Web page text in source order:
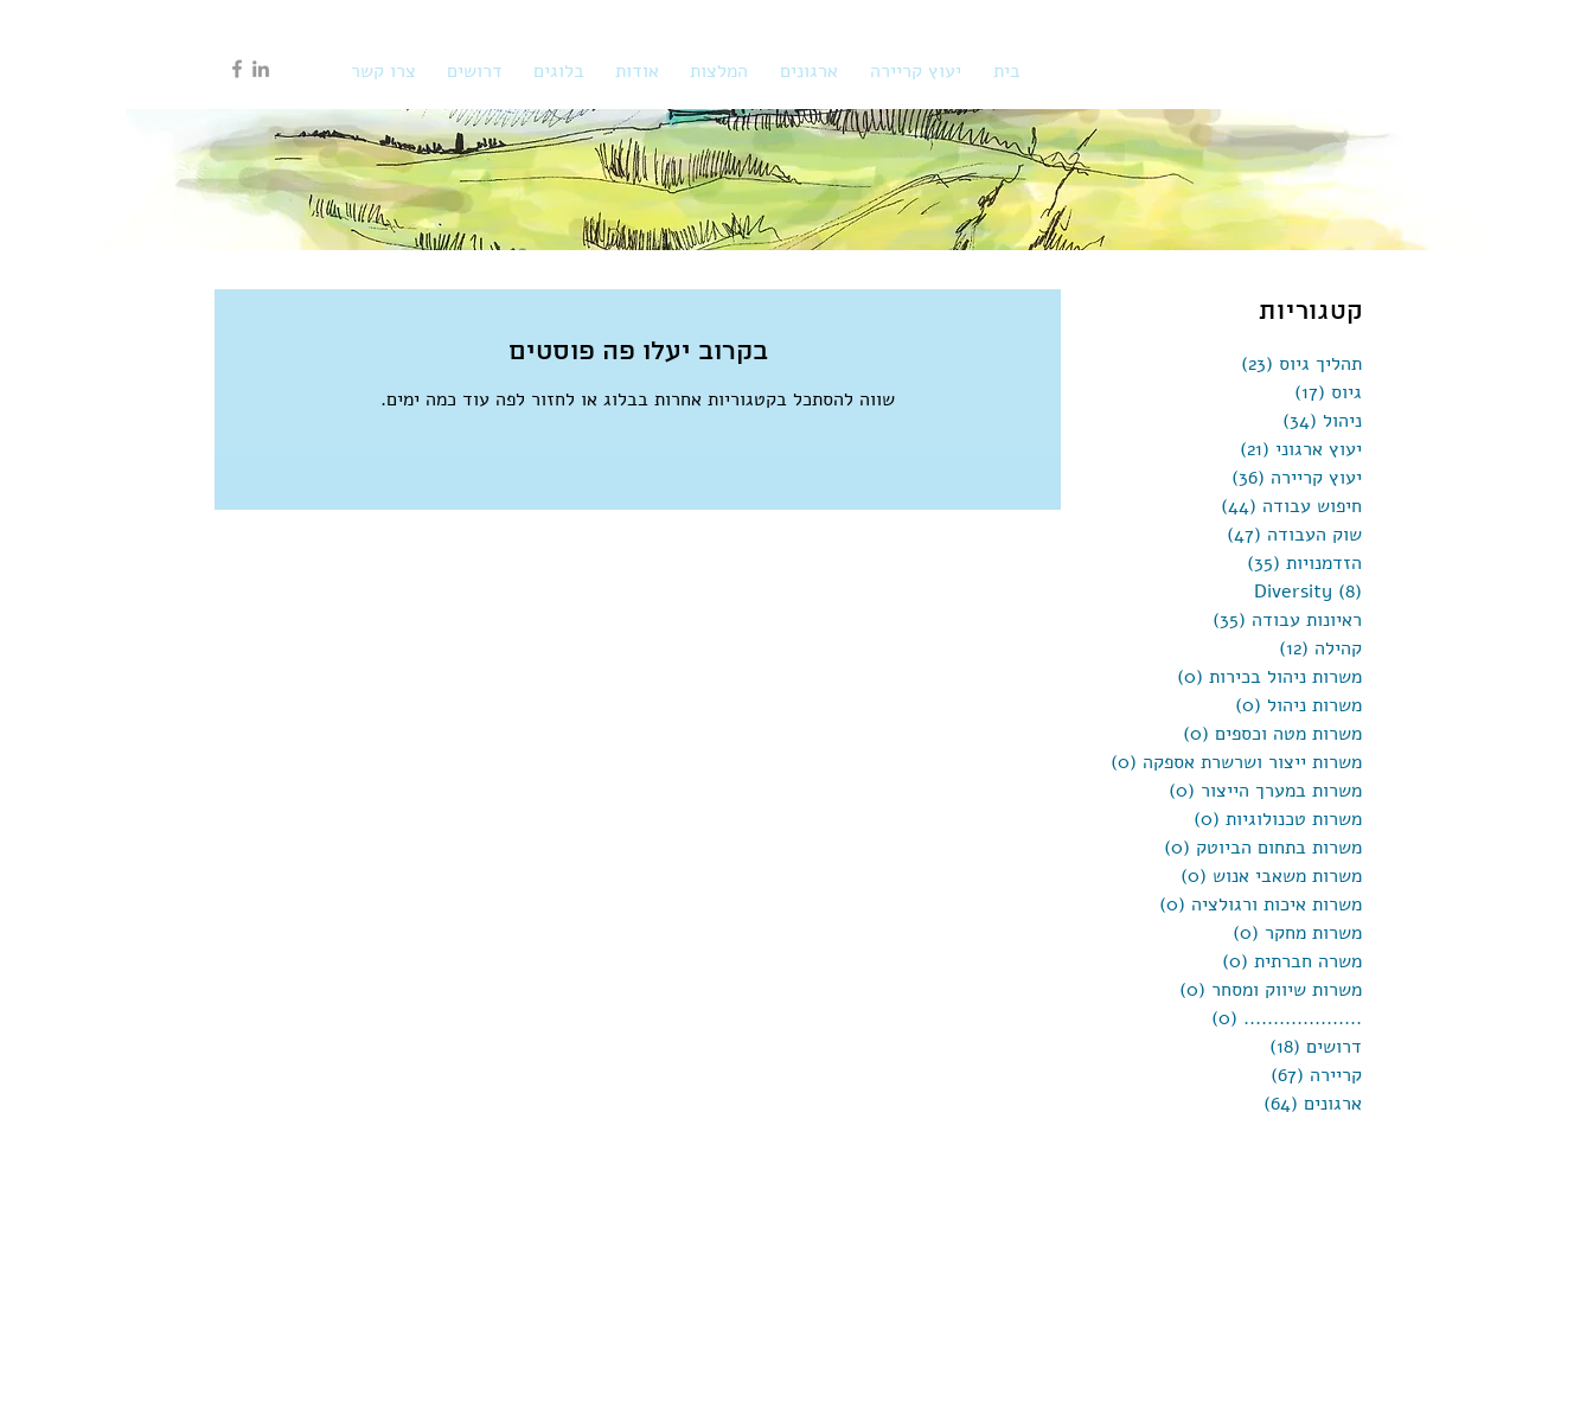
בית יעוץ קריירה ארגונים המלצות אודות בלוגים דרושים צרו קשר
קטגוריות
תהליך גיוס (23)
גיוס (17)
ניהול (34)
יעוץ ארגוני (21)
יעוץ קריירה (36)
חיפוש עבודה (44)
שוק העבודה (47)
הזדמנויות (35)
Diversity (8)
ראיונות עבודה (35)
קהילה (12)
משרות ניהול בכירות (0)
משרות ניהול (0)
משרות מטה וכספים (0)
משרות ייצור ושרשרת אספקה (0)
משרות במערך הייצור (0)
משרות טכנולוגיות (0)
משרות בתחום הביוטק (0)
משרות משאבי אנוש (0)
משרות איכות ורגולציה (0)
משרות מחקר (0)
משרה חברתית (0)
משרות שיווק ומסחר (0)
....................
(0)
דרושים (18)
קריירה (67)
ארגונים (64)
בקרוב יעלו פה פוסטים
שווה להסתכל בקטגוריות אחרות בבלוג או לחזור לפה עוד כמה ימים.